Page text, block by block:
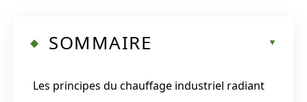
SOMMAIRE
Les principes du chauffage industriel radiant